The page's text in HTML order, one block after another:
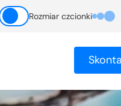
Rozmiar czcionki